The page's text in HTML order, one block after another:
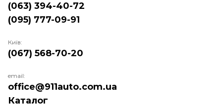
Каталог
(063) 394-40-72
(095) 777-09-91
Київ:
(067) 568-70-20
email:
office@911auto.com.ua